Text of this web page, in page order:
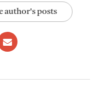
author's posts